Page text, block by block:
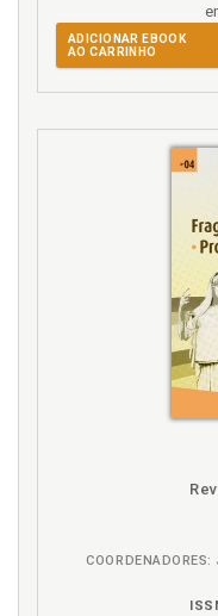
Trabalho. Fim
buscar um
U
Um amor nerd, p. 15
Vai passar: o
Vida pessoal. Só
Você vai errar e
ADICIONAR EBOOK
AO CARRINHO